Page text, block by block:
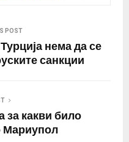
POST
нема да се
санкции
за какви било
Мариупол